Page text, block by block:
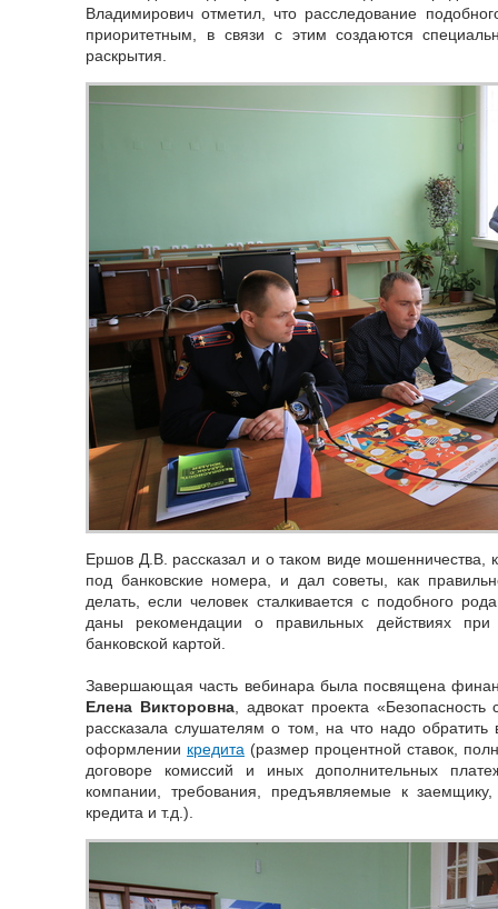
Владимирович отметил, что расследование
приоритетным, в связи с этим создаются
раскрытия.
Ершов Д.В. рассказал и о таком виде мошенничества,
под банковские номера, и дал советы, как
делать, если человек сталкивается с подобного
даны рекомендации о правильных действиях при
банковской картой.
Завершающая часть вебинара была посвящена
Елена Викторовна, адвокат проекта
рассказала слушателям о том, на что надо
оформлении кредита (размер процентной ставок,
договоре комиссий и иных дополнительных
компании, требования, предъявляемые к
кредита и т.д.).